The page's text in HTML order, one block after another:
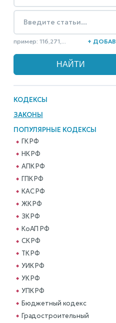
пример: 116,271,... +
КОДЕКСЫ
ЗАКОНЫ
ПОПУЛЯРНЫЕ КОДЕКСЫ
ГК РФ
НК РФ
АПК РФ
ГПК РФ
КАС РФ
ЖК РФ
ЗК РФ
КоАП РФ
СК РФ
ТК РФ
УИК РФ
УК РФ
УПК РФ
Бюджетный кодекс
Градостроительный